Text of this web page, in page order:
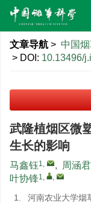
文章导航 > 中国
> DOI: 10.13496/
武隆植烟区微
生长的影响
马鑫钰1, , 周涵君
叶协锋1, ,
1.
河南农业大学烟